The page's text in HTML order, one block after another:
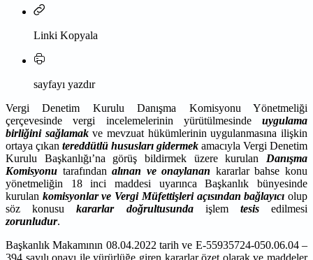
Linki Kopyala
sayfayı yazdır
Vergi Denetim Kurulu Danışma Komisyonu Yönetmeliği
çerçevesinde vergi incelemelerinin yürütülmesinde uygulama
birliğini sağlamakve mevzuat hükümlerinin uygulanmasına ilişkin
ortaya çıkan tereddütlü hususları gidermek amacıyla Vergi Denetim
Kurulu Başkanlığı’na görüş bildirmek üzere kurulan Danışma
Komisyonu tarafındanalınan ve onaylanan kararlar bahse konu
yönetmeliğin 18 inci maddesi uyarınca Başkanlık bünyesinde
kurulan komisyonlar ve Vergi Müfettişleri açısından bağlayıcı olup
söz konusukararlar doğrultusundaişlem tesisedilmesi
zorunludur.
Başkanlık Makamının 08.04.2022 tarih ve E-55935724-050.06.04 –
394 sayılı onayı ile yürürlüğe giren kararlar özet olarak ve maddeler